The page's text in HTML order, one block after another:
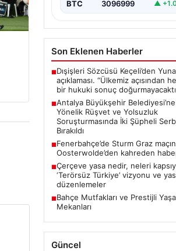
BTC 3096999 ▲
Son Eklenen Haberler
■Dışişleri Sözcüsü Keçeli’den
açıklaması. “Ülkemiz açısından
bir hukuki sonuç
■Antalya Büyükşehir Belediyesi’ne
Yönelik Rüşvet ve Yolsuzluk
Soruşturmasında İki Şüpheli
Bırakıldı
■Fenerbahçe’de Sturm Graz
Oosterwolde’den kahreden
■Çerçeve yasa nedir, neleri
‘Terörsüz Türkiye’ vizyonu ve
düzenlemeler
■Bahçe Mutfakları ve Prestijli
Mekanları
Güncel